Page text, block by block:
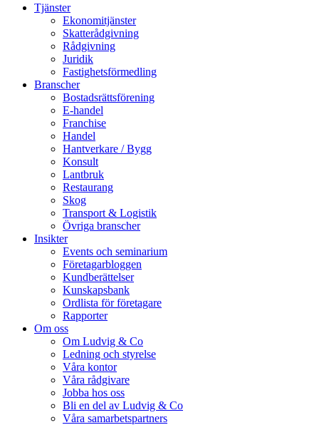
Tjänster
Ekonomitjänster
Skatterådgivning
Rådgivning
Juridik
Fastighetsförmedling
Branscher
Bostadsrättsförening
E-handel
Franchise
Handel
Hantverkare / Bygg
Konsult
Lantbruk
Restaurang
Skog
Transport & Logistik
Övriga branscher
Insikter
Events och seminarium
Företagarbloggen
Kundberättelser
Kunskapsbank
Ordlista för företagare
Rapporter
Om oss
Om Ludvig & Co
Ledning och styrelse
Våra kontor
Våra rådgivare
Jobba hos oss
Bli en del av Ludvig & Co
Våra samarbetspartners